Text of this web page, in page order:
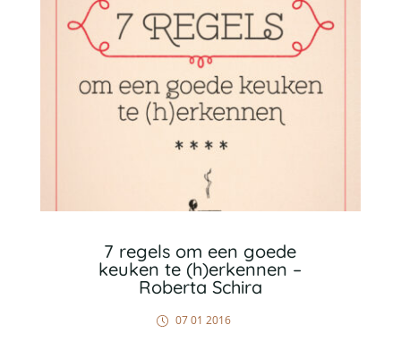
7 regels om een goede
keuken te (h)erkennen –
Roberta Schira
07 01 2016